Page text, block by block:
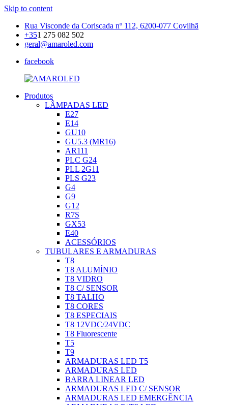
Skip to content
Rua Visconde da Coriscada nº 112, 6200-077 Covilhã
+351 275 082 502
geral@amaroled.com
facebook
AMAROLED
Iluminação
Produtos
LÂMPADAS LED
E27
E14
GU10
GU5.3 (MR16)
AR111
PLC G24
PLL 2G11
PLS G23
G4
G9
G12
R7S
GX53
E40
ACESSÓRIOS
TUBULARES E ARMADURAS
T8
T8 ALUMÍNIO
T8 VIDRO
T8 C/ SENSOR
T8 TALHO
T8 CORES
T8 ESPECIAIS
T8 12VDC/24VDC
T8 Fluorescente
T5
T9
ARMADURAS LED T5
ARMADURAS LED
BARRA LINEAR LED
ARMADURAS LED C/ SENSOR
ARMADURAS LED EMERGÊNCIA